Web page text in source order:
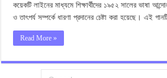
ফুলের বিবাহ গল্পের সৃজনশীল প্রশ্ন উত্তর
কয়েকটি লাইনের মাধ্যমে শিক্ষার্থীদের ১৯৫২ সালের ভাষা
ও তাৎপর্য সম্পর্কে ধারণা প্রদানের চেষ্টা করা হয়েছে। এই
Read More »